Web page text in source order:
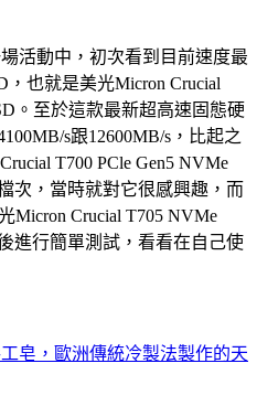
活動中，初次看到目前速度最
，也就是美光Micron Crucial
。至於這款最新超高速固態硬
s跟12600MB/s，比起之
T700 PCle Gen5 NVMe
次，當時就對它很感興趣，而
Micron Crucial T705 NVMe
進行簡單測試，看看在自己使
皂，歐洲傳統冷製法製作的天